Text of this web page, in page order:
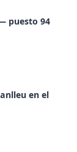
puesto 94
en el